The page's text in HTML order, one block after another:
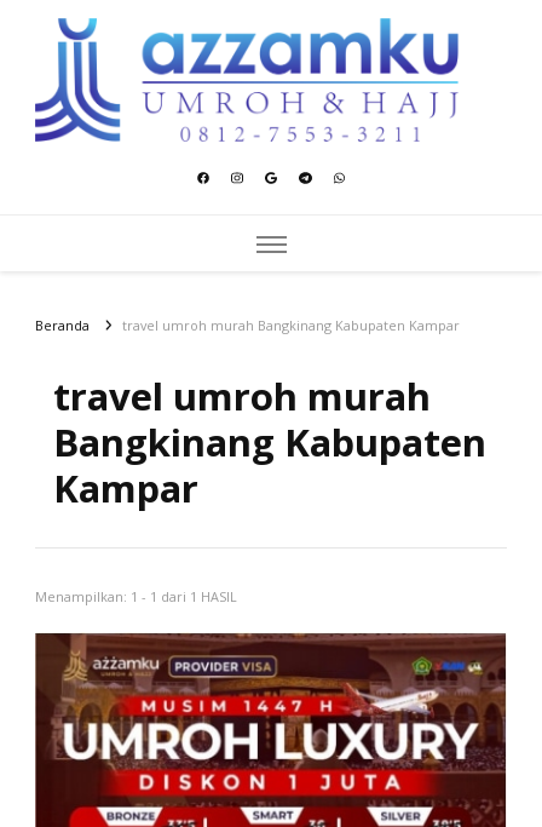
Azzamku Umroh dan Hajj
Beranda travel umroh murah Bangkinang Kabupaten Kampar
travel umroh murah
Bangkinang Kabupaten
Kampar
Menampilkan: 1 - 1 dari 1 HASIL